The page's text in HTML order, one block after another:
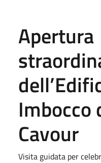
Apertura
Imbocco
Cavour
Visita guidata per